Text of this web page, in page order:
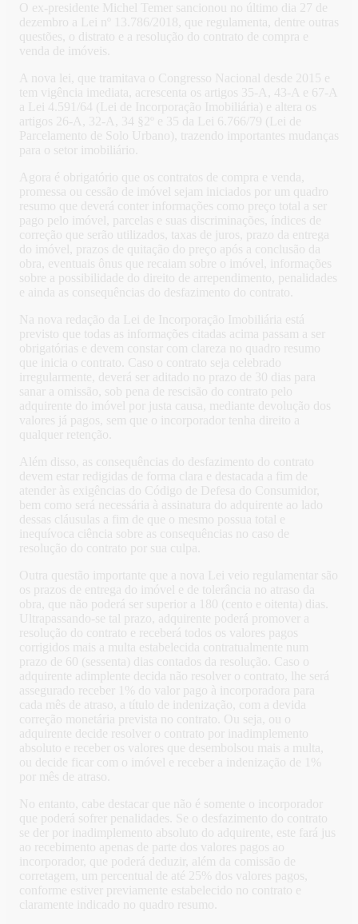
O ex-presidente Michel Temer sancionou no último dia 27 de
dezembro a Lei nº 13.786/2018, que regulamenta, dentre outras
questões, o distrato e a resolução do contrato de compra e
venda de imóveis.
A nova lei, que tramitava o Congresso Nacional desde 2015 e
tem vigência imediata, acrescenta os artigos 35-A, 43-A e 67-A
a Lei 4.591/64 (Lei de Incorporação Imobiliária) e altera os
artigos 26-A, 32-A, 34 §2º e 35 da Lei 6.766/79 (Lei de
Parcelamento de Solo Urbano), trazendo importantes mudanças
para o setor imobiliário.
Agora é obrigatório que os contratos de compra e venda,
promessa ou cessão de imóvel sejam iniciados por um quadro
resumo que deverá conter informações como preço total a ser
pago pelo imóvel, parcelas e suas discriminações, índices de
correção que serão utilizados, taxas de juros, prazo da entrega
do imóvel, prazos de quitação do preço após a conclusão da
obra, eventuais ônus que recaiam sobre o imóvel, informações
sobre a possibilidade do direito de arrependimento, penalidades
e ainda as consequências do desfazimento do contrato.
Na nova redação da Lei de Incorporação Imobiliária está
previsto que todas as informações citadas acima passam a ser
obrigatórias e devem constar com clareza no quadro resumo
que inicia o contrato. Caso o contrato seja celebrado
irregularmente, deverá ser aditado no prazo de 30 dias para
sanar a omissão, sob pena de rescisão do contrato pelo
adquirente do imóvel por justa causa, mediante devolução dos
valores já pagos, sem que o incorporador tenha direito a
qualquer retenção.
Além disso, as consequências do desfazimento do contrato
devem estar redigidas de forma clara e destacada a fim de
atender às exigências do Código de Defesa do Consumidor,
bem como será necessária à assinatura do adquirente ao lado
dessas cláusulas a fim de que o mesmo possua total e
inequívoca ciência sobre as consequências no caso de
resolução do contrato por sua culpa.
Outra questão importante que a nova Lei veio regulamentar são
os prazos de entrega do imóvel e de tolerância no atraso da
obra, que não poderá ser superior a 180 (cento e oitenta) dias.
Ultrapassando-se tal prazo, adquirente poderá promover a
resolução do contrato e receberá todos os valores pagos
corrigidos mais a multa estabelecida contratualmente num
prazo de 60 (sessenta) dias contados da resolução. Caso o
adquirente adimplente decida não resolver o contrato, lhe será
assegurado receber 1% do valor pago à incorporadora para
cada mês de atraso, a título de indenização, com a devida
correção monetária prevista no contrato. Ou seja, ou o
adquirente decide resolver o contrato por inadimplemento
absoluto e receber os valores que desembolsou mais a multa,
ou decide ficar com o imóvel e receber a indenização de 1%
por mês de atraso.
No entanto, cabe destacar que não é somente o incorporador
que poderá sofrer penalidades. Se o desfazimento do contrato
se der por inadimplemento absoluto do adquirente, este fará jus
ao recebimento apenas de parte dos valores pagos ao
incorporador, que poderá deduzir, além da comissão de
corretagem, um percentual de até 25% dos valores pagos,
conforme estiver previamente estabelecido no contrato e
claramente indicado no quadro resumo.